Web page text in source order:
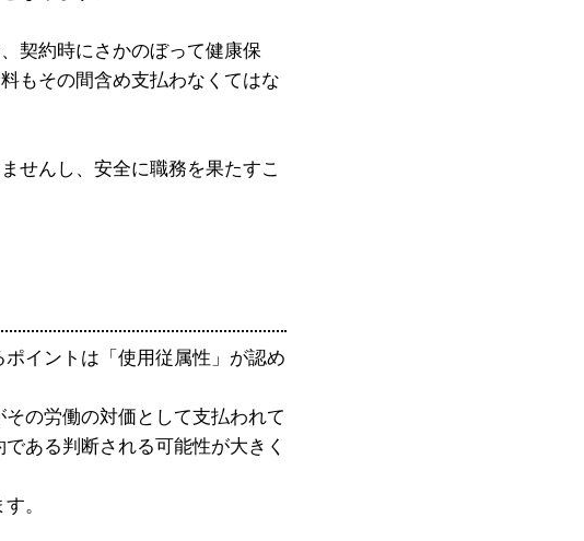
契約時にさかのぼって健康保
もその間含め支払わなくてはな
せんし、安全に職務を果たすこ
イントは「使用従属性」が認め
の労働の対価として支払われて
ある判断される可能性が大きく
。